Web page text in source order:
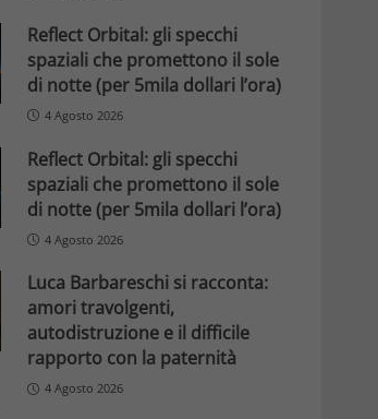
Reflect Orbital: gli specchi
spaziali che promettono il sole
di notte (per 5mila dollari l’ora)
4 Agosto 2026
Reflect Orbital: gli specchi
spaziali che promettono il sole
di notte (per 5mila dollari l’ora)
4 Agosto 2026
Luca Barbareschi si racconta:
amori travolgenti,
autodistruzione e il difficile
rapporto con la paternità
4 Agosto 2026